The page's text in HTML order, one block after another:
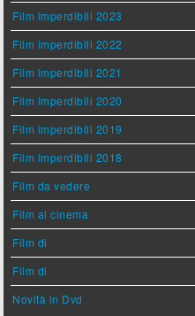
Film imperdibili 2023
Film imperdibili 2022
Film imperdibili 2021
Film imperdibili 2020
Film imperdibili 2019
Film imperdibili 2018
Film da vedere
Film al cinema
Film di
Film di
Novità in Dvd